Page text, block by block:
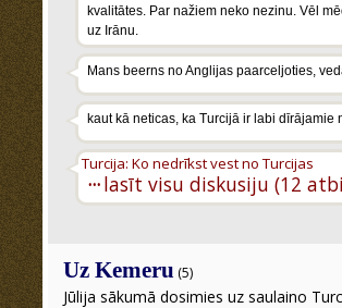
kvalitātes. Par nažiem neko nezinu. Vēl
uz Irānu.
Mans beerns no Anglijas paarceljoties,
kaut kā neticas, ka Turcijā ir labi
···
Turcija: Ko nedrīkst vest no Turcijas
lasīt visu diskusiju (12
Uz Kemeru (5)
Jūlija sākumā dosimies uz saulaino